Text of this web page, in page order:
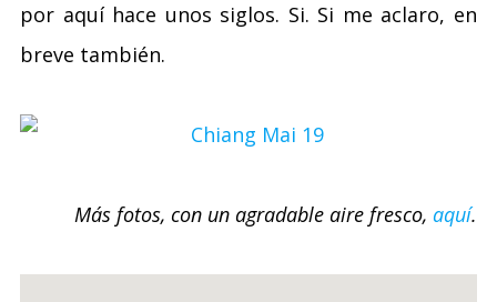
por aquí hace unos siglos. Si. Si me aclaro, en
breve también.
Más fotos, con un agradable aire fresco, aquí.